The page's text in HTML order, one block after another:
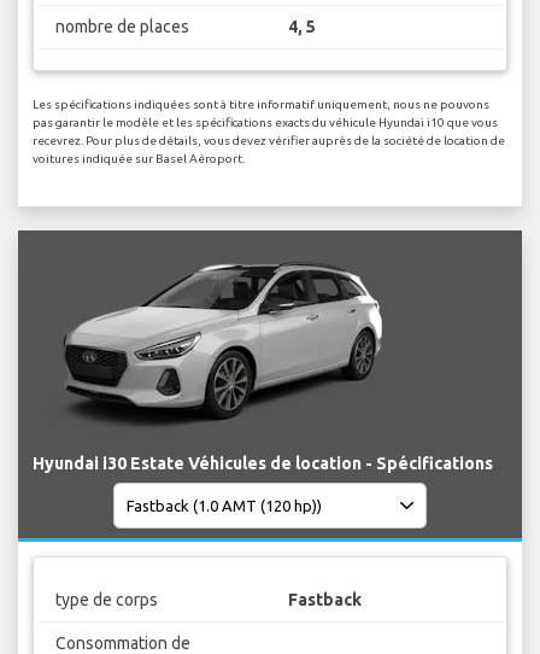
nombre de places 4, 5
Les spécifications indiquées sont à titre informatif uniquement, nous ne pouvons
pas garantir le modèle et les spécifications exacts du véhicule Hyundai i10 que vous
recevrez. Pour plus de détails, vous devez vérifier auprès de la société de location de
voitures indiquée sur Basel Aéroport.
Hyundai i30 Estate Véhicules de location - Spécifications
type de corps Fastback
Consommation de